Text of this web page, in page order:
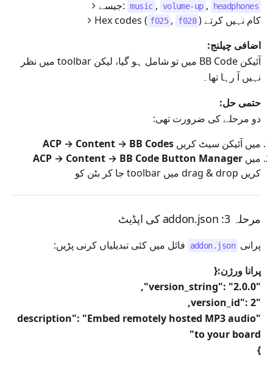
جیسے: music , volume-up , headphones
Hex codes ( f025 , f028
) کام نہیں کرتے
اضافی چیلنج:
آئیکن BB Code میں تو شامل ہو گیا، لیکن toolbar میں نظر
نہیں آ رہا تھا۔
حتمی حل:
دو مرحلے کی ضرورت تھی:
ACP → Content → BB Codes میں آئیکن سیٹ کریں
ACP → Content → BB Code Button Manager
جا کر بٹن کو toolbar میں drag & drop کریں
مرحلہ 3: addon.json کی اپڈیٹ
پرانی addon.json
فائل میں کئی تبدیلیاں کرنی پڑیں:
"description": "Embed remotely hosted MP3 audio
}